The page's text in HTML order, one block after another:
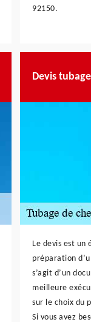
92150.
Devis
Le devis est un
préparation
s’agit d’un
meilleure
sur le choix du
Si vous avez